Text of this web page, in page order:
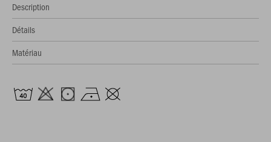
Description
Détails
Matériau